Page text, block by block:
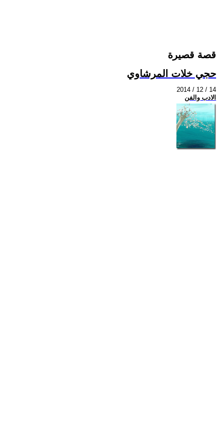
قصة قصيرة
حجي خلات المرشاوي
2014 / 12 / 14
الادب والفن